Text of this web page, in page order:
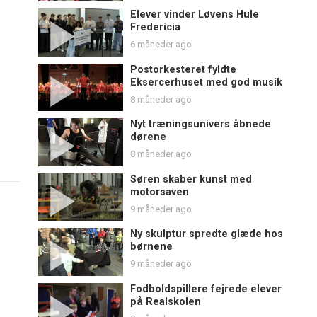
Elever vinder Løvens Hule
Fredericia
6 måneder ago
Postorkesteret fyldte
Eksercerhuset med god musik
8 måneder ago
Nyt træningsunivers åbnede
dørene
8 måneder ago
Søren skaber kunst med
motorsaven
9 måneder ago
Ny skulptur spredte glæde hos
børnene
9 måneder ago
Fodboldspillere fejrede elever
på Realskolen